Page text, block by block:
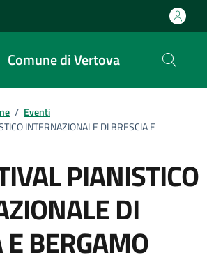
Comune di Vertova
/ Eventi
INTERNAZIONALE DI BRESCIA E
PIANISTICO
DI
E BERGAMO